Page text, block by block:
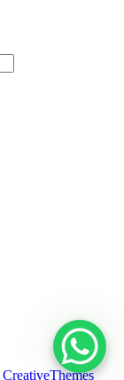
CreativeThemes